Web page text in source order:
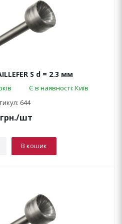
S d = 2.3 мм
Є в наявності: Київ
644
/шт
В кошик